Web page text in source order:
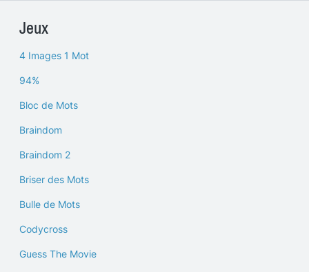
Jeux
4 Images 1 Mot
94%
Bloc de Mots
Braindom
Braindom 2
Briser des Mots
Bulle de Mots
Codycross
Guess The Movie